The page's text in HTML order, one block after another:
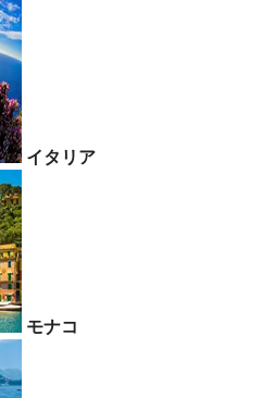
イタリア
モナコ